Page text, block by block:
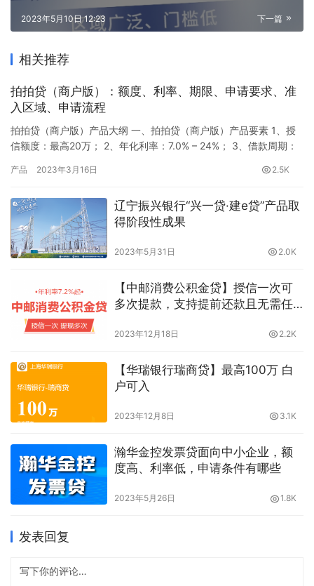
下一篇
2023年5月10日 12:23
相关推荐
拍拍贷（商户版）：额度、利率、期限、申请要求、准
入区域、申请流程
拍拍贷（商户版）产品大纲 一、拍拍贷（商户版）产品要素 1、授
信额度：最高20万； 2、年化利率：7.0% – 24%； 3、借款周期：
请要求 1、个人要求（1）年龄22-55周岁（2）个人信用记录良好
户、合伙企业合伙…
产品 2023年3月16日 2.5K
辽宁振兴银行“兴一贷·建e贷”产品取
得阶段性成果
2023年5月31日 2.0K
【中邮消费公积金贷】授信一次可
多次提款，支持提前还款且无需任
2023年12月18日 2.2K
【华瑞银行瑞商贷】最高100万 白
户可入
2023年12月8日 3.1K
瀚华金控发票贷面向中小企业，额
度高、利率低，申请条件有哪些
2023年5月26日 1.8K
发表回复